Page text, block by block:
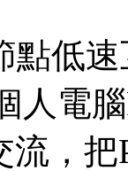
點低
人電
流，